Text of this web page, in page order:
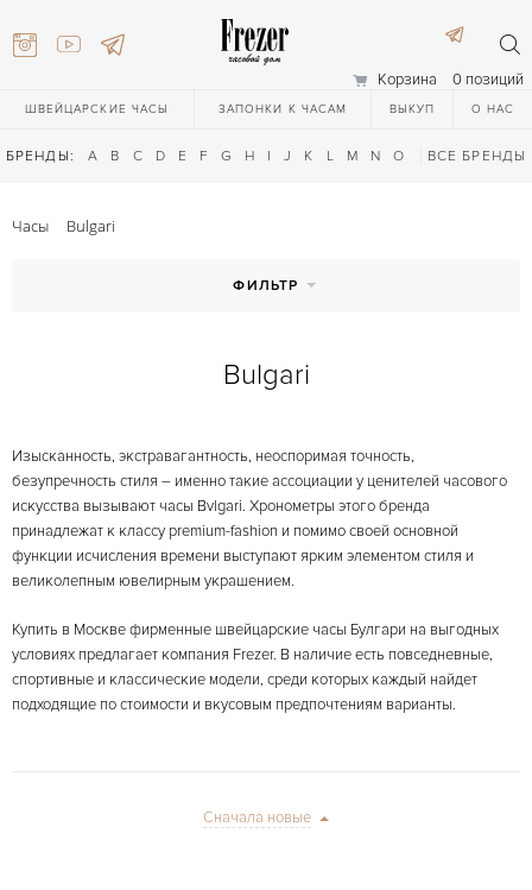
Корзина 0 позиций
ШВЕЙЦАРСКИЕ ЧАСЫ ЗАПОНКИ К ЧАСАМ ВЫКУП О НАС
БРЕНДЫ: A B C D E F G H I J K L M N O Q R S T
ВСЕ БРЕНДЫ
27-44
Часы Bulgari
ФИЛЬТР
Bulgari
Изысканность, экстравагантность, неоспоримая точность,
безупречность стиля – именно такие ассоциации у ценителей часового
искусства вызывают часы Bvlgari. Хронометры этого бренда
принадлежат к классу premium-fashion и помимо своей основной
функции исчисления времени выступают ярким элементом стиля и
великолепным ювелирным украшением.
Купить в Москве фирменные швейцарские часы Булгари на выгодных
условиях предлагает компания Frezer. В наличие есть повседневные,
спортивные и классические модели, среди которых каждый найдет
подходящие по стоимости и вкусовым предпочтениям варианты.
Сначала новые